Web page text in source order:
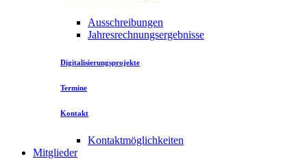
Ausschreibungen
Jahresrechnungsergebnisse
Digitalisierungsprojekte
Termine
Kontakt
Kontaktmöglichkeiten
Mitglieder